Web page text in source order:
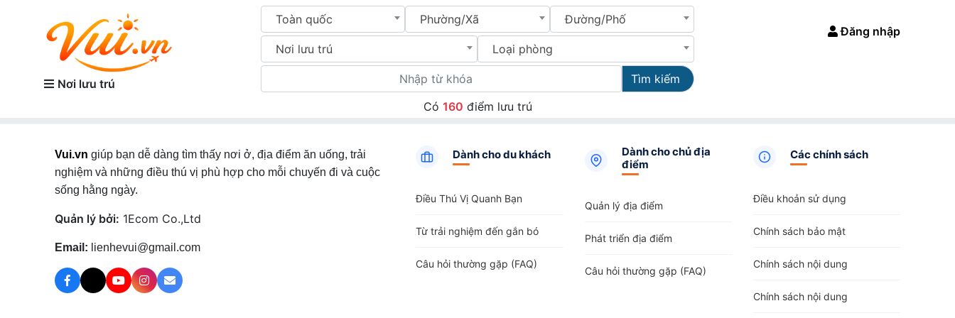
Nơi lưu trú
Toàn quốc Phường/Xã Đường/Phố
Nơi lưu trú Loại phòng
Tìm kiếm
Đăng nhập
Có 160 điểm lưu trú
Vui.vn giúp bạn dễ dàng tìm thấy nơi ở, địa điểm ăn uống, trải
nghiệm và những điều thú vị phù hợp cho mỗi chuyến đi và cuộc
sống hằng ngày.
Quản lý bởi: 1Ecom Co.,Ltd
Email: lienhevui@gmail.com
Dành cho du khách
Điều Thú Vị Quanh Bạn
Từ trải nghiệm đến gắn bó
Câu hỏi thường gặp (FAQ)
Dành cho chủ địa
điểm
Quản lý địa điểm
Phát triển địa điểm
Câu hỏi thường gặp (FAQ)
Các chính sách
Điều khoản sử dụng
Chính sách bảo mật
Chính sách nội dung
Chính sách nội dung